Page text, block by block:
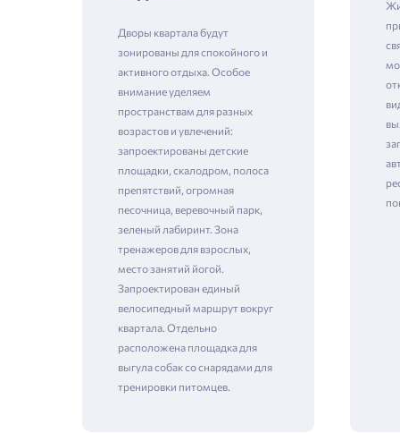
Дворы квартала будут
зонированы для спокойного и
активного отдыха. Особое
внимание уделяем
пространствам для разных
возрастов и увлечений:
запроектированы детские
площадки, скалодром, полоса
препятствий, огромная
песочница, веревочный парк,
зеленый лабиринт. Зона
тренажеров для взрослых,
место занятий йогой.
Запроектирован единый
велосипедный маршрут вокруг
квартала. Отдельно
расположена площадка для
выгула собак со снарядами для
тренировки питомцев.
Проект